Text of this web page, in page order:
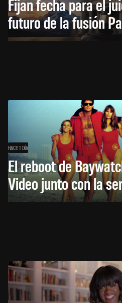
Fijan fecha para el
futuro de la fusión
HACE 1 DÍA
El reboot de
Video junto con la